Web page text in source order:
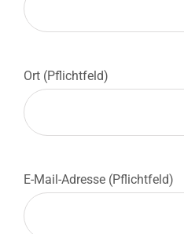
Ort (Pflichtfeld)
E-Mail-Adresse (Pflichtfeld)